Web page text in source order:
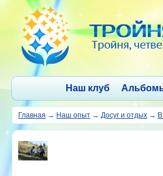
Наш клуб
Главная → Наш опыт → Досуг и отдых →